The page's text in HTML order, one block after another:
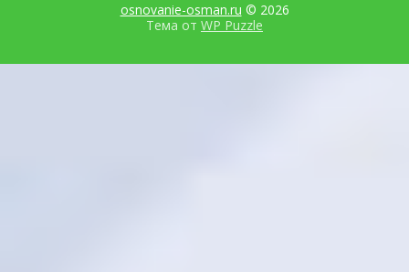
osnovanie-osman.ru © 2026
Тема от WP Puzzle